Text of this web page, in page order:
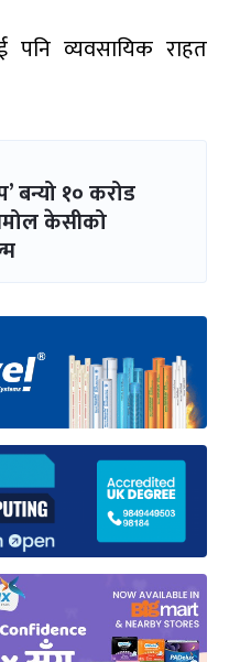
व्यवसायिक राहत
बन्यो १० करोड
केसीको